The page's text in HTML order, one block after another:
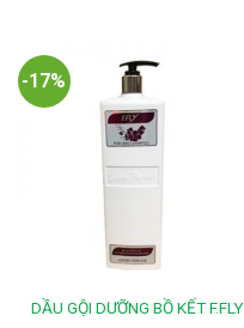
-17%
DẦU GỘI DƯỠNG BỒ KẾT F.FLY